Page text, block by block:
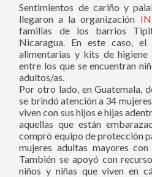
Sentimientos de cariño y
llegaron a la organización
familias de los barrios
Nicaragua. En este caso,
alimentarias y kits de higiene
entre los que se encuentran
adultos/as.
Por otro lado, en Guatemala,
se brindó atención a 34
viven con sus hijos e hijas
aquellas que están
compró equipo de protección
mujeres adultas mayores con
También se apoyó con
niños y niñas que viven en